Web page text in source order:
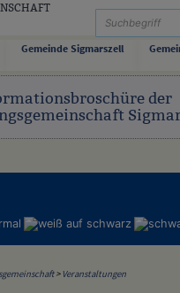
oderzur Startseite springen.
Gemeinde Sigmarszell
der
> Veranstaltungen